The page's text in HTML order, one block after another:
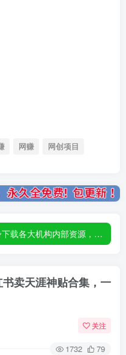
网赚 网创项目
业基地，最新最强网赚教程大全，小投入，大回报！
业基地，最新最强网赚教程大全，小投入，大回报！
卖天涯神贴合集，一
关注
1732 79